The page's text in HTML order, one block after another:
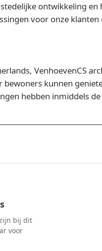
ontwikkeling en
voor onze klanten
VenhoevenCS
kunnen
hebben inmiddels
bij dit
voor